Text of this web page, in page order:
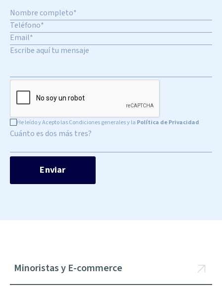
He leído y Acepto las Condiciones generales y la Política de Privacidad
Cuánto es dos más tres?
Minoristas y E-commerce